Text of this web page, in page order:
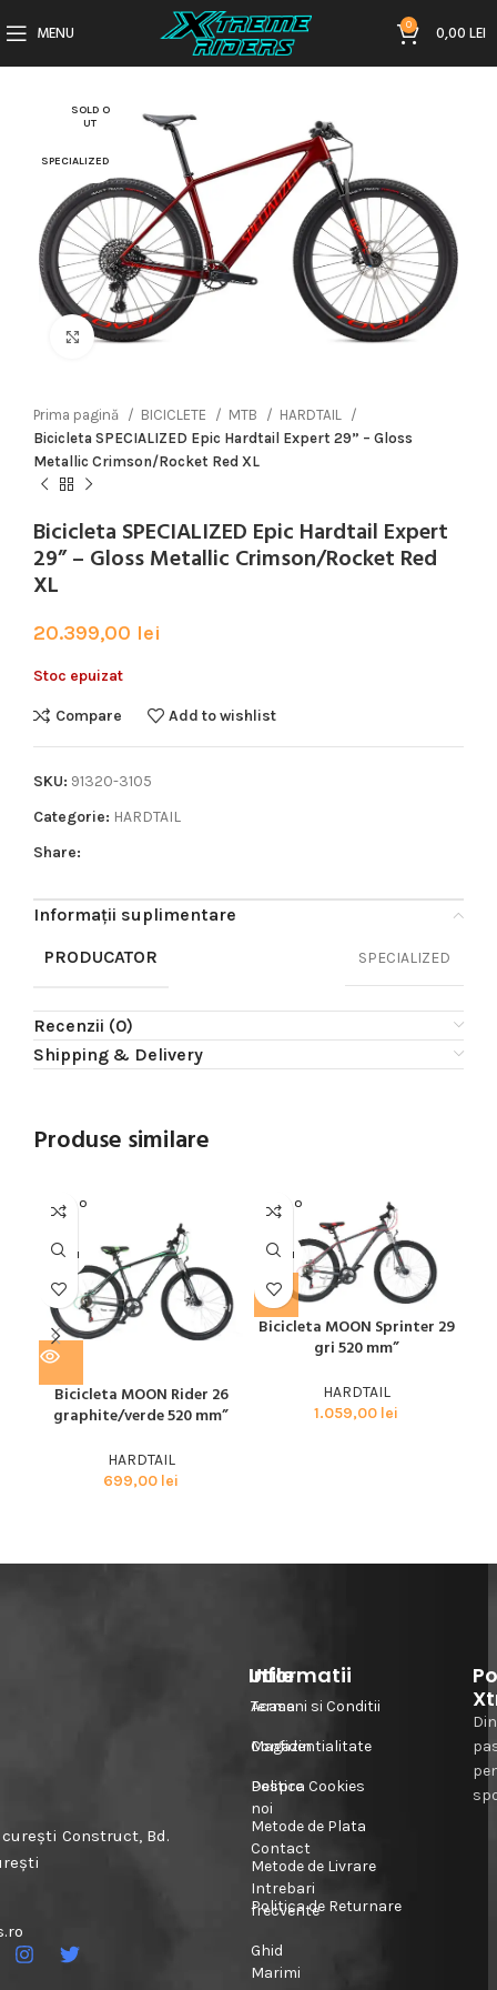
MENU 0 0,00LEI
SOLD O
UT
SPECIALIZED
Click to enlarge
Prima pagină BICICLETE MTB
HARDTAIL
Bicicleta SPECIALIZED Epic Hardtail Expert 29” – Gloss
Metallic Crimson/Rocket Red XL
Bicicleta SPECIALIZED Epic Hardtail Expert
29” – Gloss Metallic Crimson/Rocket Red
XL
20.399,00 lei
Stoc epuizat
Compare Add to wishlist
SKU: 91320-3105
Categorie: HARDTAIL
Share:
Informații suplimentare
PRODUCATOR
SPECIALIZED
Recenzii (0)
Shipping & Delivery
Produse similare
SOLD O
UT
MOON
Bicicleta MOON Rider 26
graphite/verde 520 mm”
HARDTAIL
699,00 lei
SOLD O
UT
MOON
Bicicleta MOON Sprinter 29
gri 520 mm”
HARDTAIL
1.059,00 lei
Construct, Bd.
Informatii
Acasa
Magazin
Despre
noi
Contact
Intrebari
frecvente
Ghid
Marimi
Utile
Termeni si Conditii
Confidentialitate
Politica Cookies
Metode de Plata
Metode de Livrare
Politica de Returnare
Din